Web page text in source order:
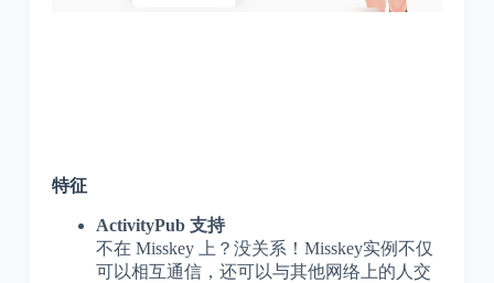
特征
ActivityPub 支持
不在 Misskey 上？没关系！Misskey实例不仅
可以相互通信，还可以与其他网络上的人交